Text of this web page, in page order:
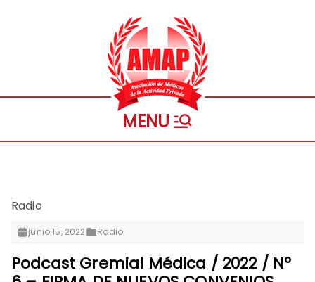
Asociación
de
Actividad
Personeria Gremial Nº 1721
Radio
junio 15, 2022 Radio
Podcast Gremial Médica / 2022 / Nº